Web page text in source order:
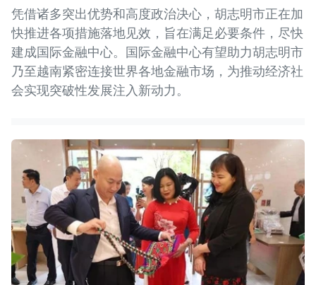
凭借诸多突出优势和高度政治决心，胡志明市正在加
快推进各项措施落地见效，旨在满足必要条件，尽快
建成国际金融中心。国际金融中心有望助力胡志明市
乃至越南紧密连接世界各地金融市场，为推动经济社
会实现突破性发展注入新动力。